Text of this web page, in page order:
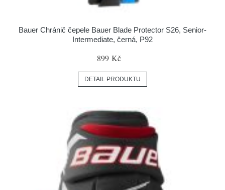
Bauer Chránič čepele Bauer Blade Protector S26, Senior-
Intermediate, černá, P92
899 Kč
DETAIL PRODUKTU